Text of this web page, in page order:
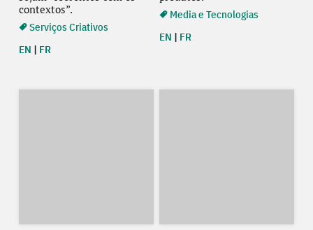
contextos”.
Serviços Criativos
EN | FR
Media e Tecnologias
EN | FR